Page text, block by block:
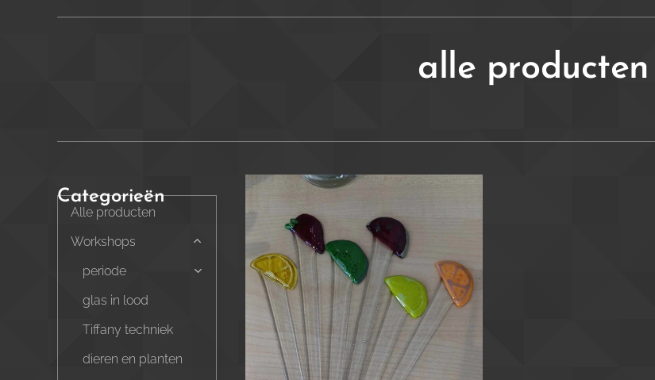
alle producten
Categorieën
Alle producten
Workshops
periode
glas in lood
Tiffany techniek
dieren en planten